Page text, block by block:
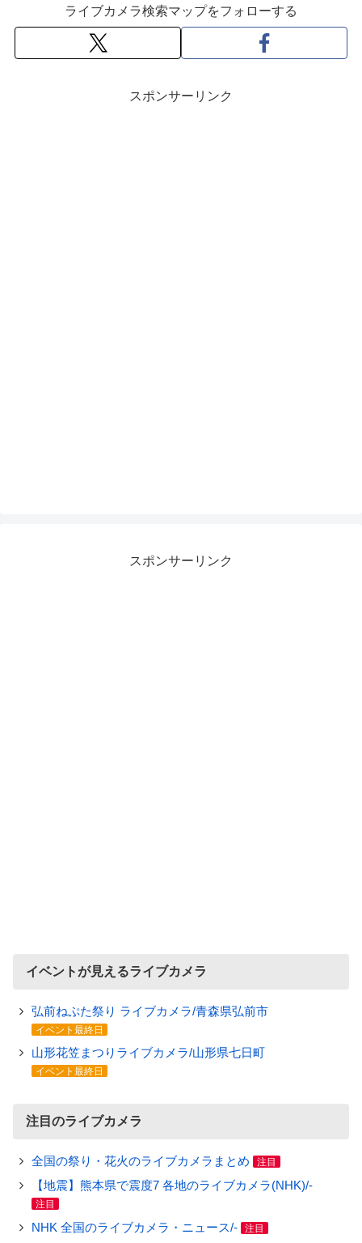
ライブカメラ検索マップをフォローする
スポンサーリンク
スポンサーリンク
イベントが見えるライブカメラ
弘前ねぷた祭り ライブカメラ/青森県弘前市
イベント最終日
山形花笠まつりライブカメラ/山形県七日町
イベント最終日
注目のライブカメラ
全国の祭り・花火のライブカメラまとめ 注目
【地震】熊本県で震度7 各地のライブカメラ(NHK)/-
注目
NHK 全国のライブカメラ・ニュース/- 注目